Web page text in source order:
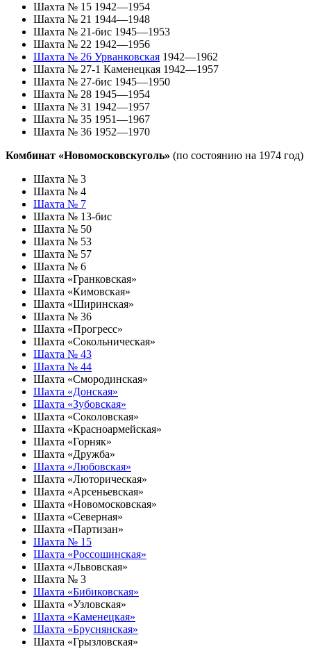
Шахта № 15 1942—1954
Шахта № 21 1944—1948
Шахта № 21-бис 1945—1953
Шахта № 22 1942—1956
Шахта № 26 Урванковская 1942—1962
Шахта № 27-1 Каменецкая 1942—1957
Шахта № 27-бис 1945—1950
Шахта № 28 1945—1954
Шахта № 31 1942—1957
Шахта № 35 1951—1967
Шахта № 36 1952—1970
Комбинат «Новомосковскуголь» (по состоянию на 1974 год)
Шахта № 3
Шахта № 4
Шахта № 7
Шахта № 13-бис
Шахта № 50
Шахта № 53
Шахта № 57
Шахта № 6
Шахта «Гранковская»
Шахта «Кимовская»
Шахта «Ширинская»
Шахта № 36
Шахта «Прогресс»
Шахта «Сокольническая»
Шахта № 43
Шахта № 44
Шахта «Смородинская»
Шахта «Донская»
Шахта «Зубовская»
Шахта «Соколовская»
Шахта «Красноармейская»
Шахта «Горняк»
Шахта «Дружба»
Шахта «Любовская»
Шахта «Люторическая»
Шахта «Арсеньевская»
Шахта «Новомосковская»
Шахта «Северная»
Шахта «Партизан»
Шахта № 15
Шахта «Россошинская»
Шахта «Львовская»
Шахта № 3
Шахта «Бибиковская»
Шахта «Узловская»
Шахта «Каменецкая»
Шахта «Бруснянская»
Шахта «Грызловская»